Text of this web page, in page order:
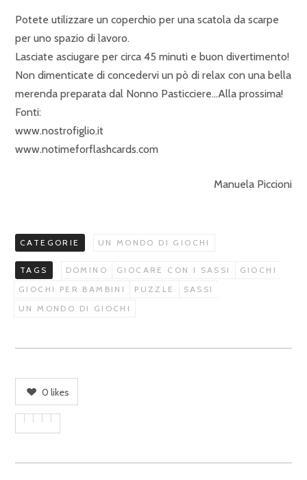
Potete utilizzare un coperchio per una scatola da scarpe
per uno spazio di lavoro.
Lasciate asciugare per circa 45 minuti e buon divertimento!
Non dimenticate di concedervi un pò di relax con una bella
merenda preparata dal Nonno Pasticciere…Alla prossima!
Fonti:
www.nostrofiglio.it
www.notimeforflashcards.com
Manuela Piccioni
CATEGORIE UN MONDO DI GIOCHI
TAGS DOMINO GIOCARE CON I SASSI
GIOCHI
GIOCHI PER BAMBINI
PUZZLE
SASSI
UN MONDO DI GIOCHI
0 likes